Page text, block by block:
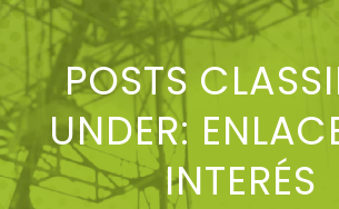
POSTS
UNDER:
INTERÉS